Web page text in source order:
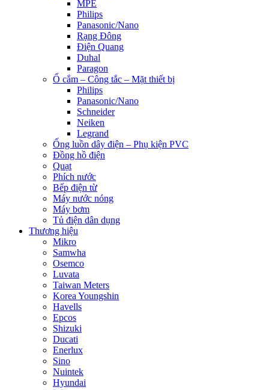
MPE
Philips
Panasonic/Nano
Rạng Đông
Điện Quang
Duhal
Paragon
Ổ cắm – Công tắc – Mặt thiết bị
Philips
Panasonic/Nano
Schneider
Neiken
Legrand
Ống luồn dây điện – Phụ kiện PVC
Đồng hồ điện
Quạt
Phích nước
Bếp điện từ
Máy nước nóng
Máy bơm
Tủ điện dân dụng
Thương hiệu
Mikro
Samwha
Osemco
Luvata
Taiwan Meters
Korea Youngshin
Havells
Epcos
Shizuki
Ducati
Enerlux
Sino
Nuintek
Hyundai